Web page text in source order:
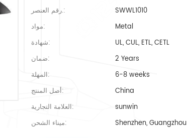
رقم العنصر.:
SWWL1010
مواد:
Metal
شهادة:
UL, CUL, ETL, CETL
ضمان:
2 Years
المهلة:
6-8 weeks
أصل المنتج:
China
العلامة التجارية:
sunwin
ميناء الشحن:
Shenzhen, Guangzhou